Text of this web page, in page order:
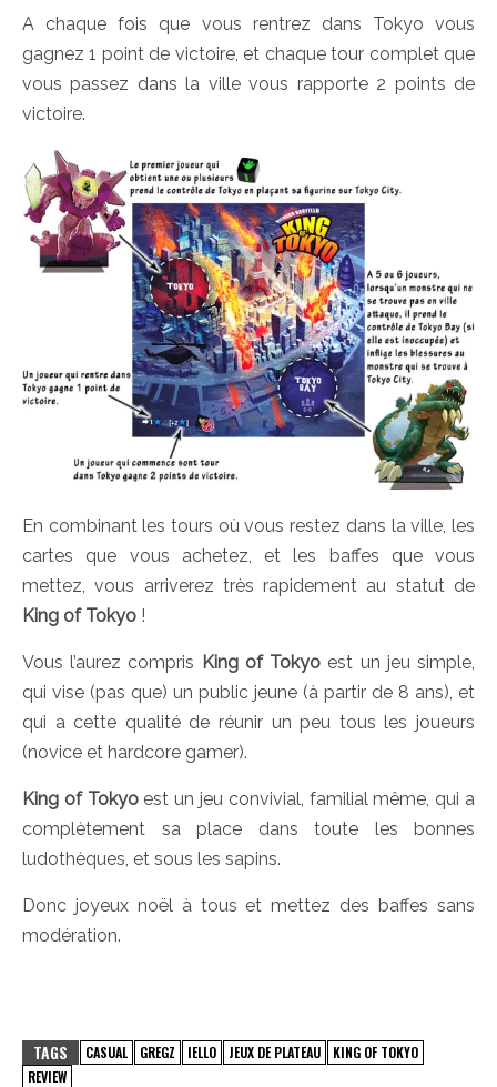
A chaque fois que vous rentrez dans Tokyo vous
gagnez 1 point de victoire, et chaque tour complet que
vous passez dans la ville vous rapporte 2 points de
victoire.
En combinant les tours où vous restez dans la ville, les
cartes que vous achetez, et les baffes que vous
mettez, vous arriverez très rapidement au statut de
King of Tokyo !
Vous l’aurez compris King of Tokyo est un jeu simple,
qui vise (pas que) un public jeune (à partir de 8 ans), et
qui a cette qualité de réunir un peu tous les joueurs
(novice et hardcore gamer).
King of Tokyoest un jeu convivial, familial même, qui a
complètement sa place dans toute les bonnes
ludothèques, et sous les sapins.
Donc joyeux noël à tous et mettez des baffes sans
modération.
TAGS CASUAL GREGZ IELLO JEUX DE PLATEAU
KING OF TOKYO
REVIEW